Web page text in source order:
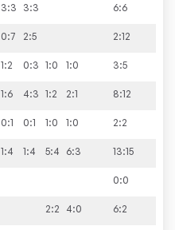
3:3 3:3 6:6
0:7 2:5 2:12
1:2 0:3 1:0 1:0 3:5
1:6 4:3 1:2 2:1 8:12
0:1 0:1 1:0 1:0 2:2
1:4 1:4 5:4 6:3 13:15
0:0
2:2 4:0 6:2